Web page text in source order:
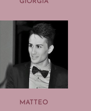
MATTEO